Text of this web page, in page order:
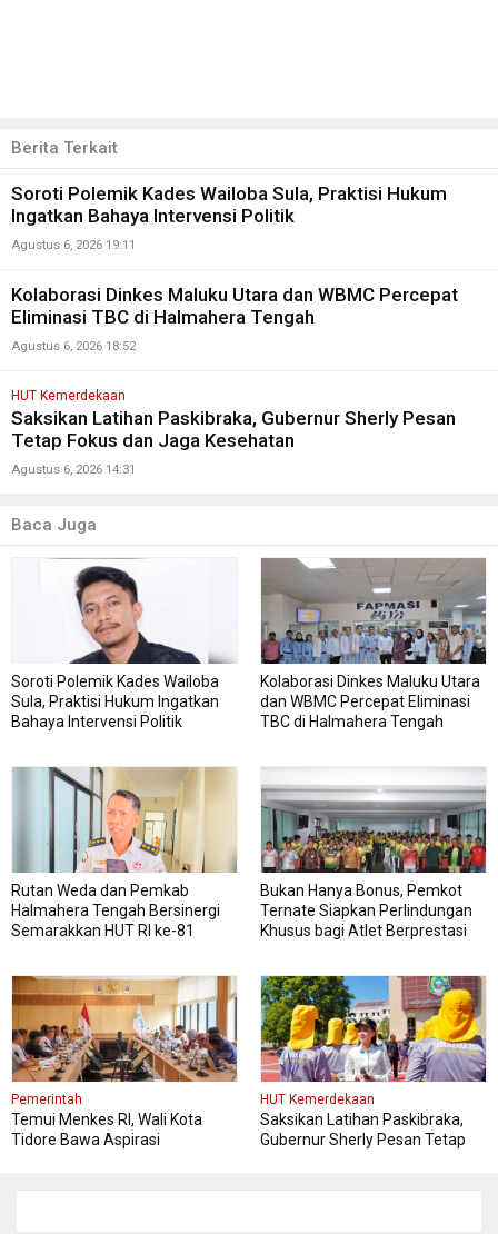
Berita Terkait
Soroti Polemik Kades Wailoba Sula, Praktisi Hukum
Ingatkan Bahaya Intervensi Politik
Agustus 6, 2026 19:11
Kolaborasi Dinkes Maluku Utara dan WBMC Percepat
Eliminasi TBC di Halmahera Tengah
Agustus 6, 2026 18:52
HUT Kemerdekaan
Saksikan Latihan Paskibraka, Gubernur Sherly Pesan
Tetap Fokus dan Jaga Kesehatan
Agustus 6, 2026 14:31
Baca Juga
Soroti Polemik Kades Wailoba
Sula, Praktisi Hukum Ingatkan
Bahaya Intervensi Politik
Kolaborasi Dinkes Maluku Utara
dan WBMC Percepat Eliminasi
TBC di Halmahera Tengah
Rutan Weda dan Pemkab
Halmahera Tengah Bersinergi
Semarakkan HUT RI ke-81
Bukan Hanya Bonus, Pemkot
Ternate Siapkan Perlindungan
Khusus bagi Atlet Berprestasi
Pemerintah
Temui Menkes RI, Wali Kota
Tidore Bawa Aspirasi
HUT Kemerdekaan
Saksikan Latihan Paskibraka,
Gubernur Sherly Pesan Tetap